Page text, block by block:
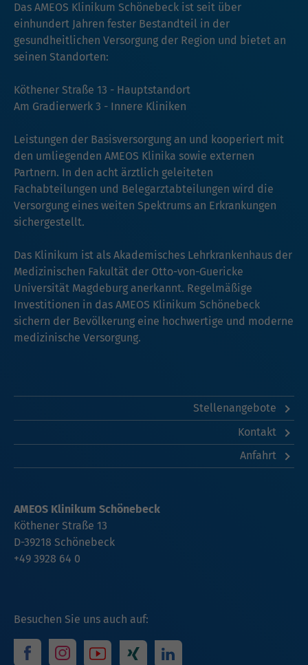
Das AMEOS Klinikum Schönebeck ist seit über
einhundert Jahren fester Bestandteil in der
gesundheitlichen Versorgung der Region und bietet an
seinen Standorten:
Köthener Straße 13 - Hauptstandort
Am Gradierwerk 3 - Innere Kliniken
Leistungen der Basisversorgung an und kooperiert mit
den umliegenden AMEOS Klinika sowie externen
Partnern. In den acht ärztlich geleiteten
Fachabteilungen und Belegarztabteilungen wird die
Versorgung eines weiten Spektrums an Erkrankungen
sichergestellt.
Das Klinikum ist als Akademisches Lehrkrankenhaus der
Medizinischen Fakultät der Otto-von-Guericke
Universität Magdeburg anerkannt. Regelmäßige
Investitionen in das AMEOS Klinikum Schönebeck
sichern der Bevölkerung eine hochwertige und moderne
medizinische Versorgung.
Stellenangebote
Kontakt
Anfahrt
Besuchen Sie uns auch auf:
AMEOS Klinikum Schönebeck
Köthener Straße 13
D-39218 Schönebeck
+49 3928 64 0